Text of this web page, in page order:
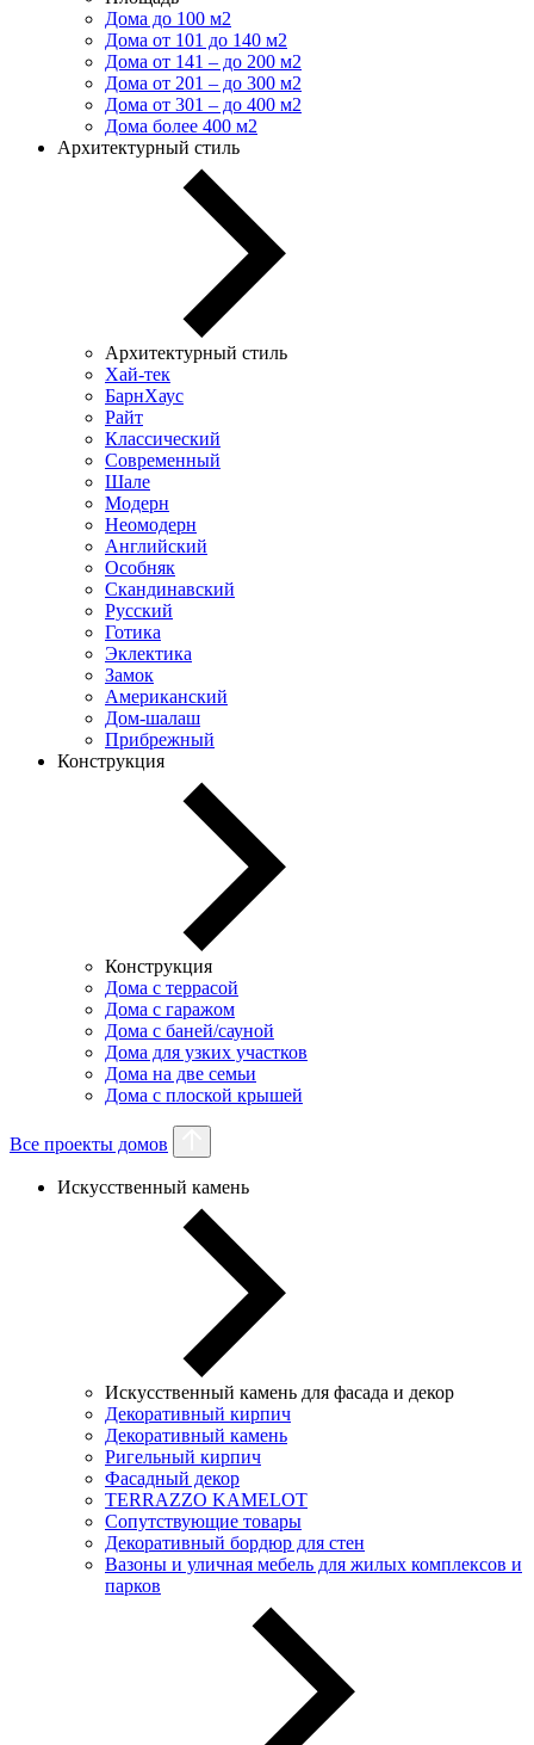
Дома до 100 м2
Дома от 101 до 140 м2
Дома от 141 – до 200 м2
Дома от 201 – до 300 м2
Дома от 301 – до 400 м2
Дома более 400 м2
Архитектурный стиль
Архитектурный стиль
Хай-тек
БарнХаус
Райт
Классический
Современный
Шале
Модерн
Неомодерн
Английский
Особняк
Скандинавский
Русский
Готика
Эклектика
Замок
Американский
Дом-шалаш
Прибрежный
Конструкция
Конструкция
Дома с террасой
Дома с гаражом
Дома с баней/сауной
Дома для узких участков
Дома на две семьи
Дома с плоской крышей
Все проекты домов
Искусственный камень
Искусственный камень для фасада и декор
Декоративный кирпич
Декоративный камень
Ригельный кирпич
Фасадный декор
TERRAZZO KAMELOT
Сопутствующие товары
Декоративный бордюр для стен
Вазоны и уличная мебель для жилых комплексов и
парков